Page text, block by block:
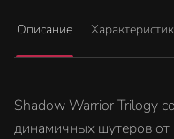
Описание
Shadow Warrior Trilogy
динамичных шутеров от